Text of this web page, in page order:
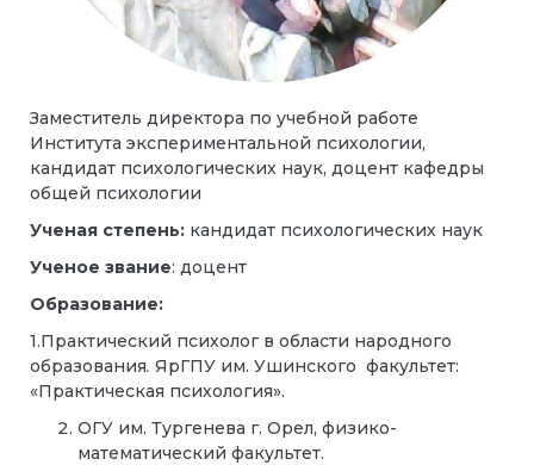
Заместитель директора по учебной работе
Института экспериментальной психологии,
кандидат психологических наук, доцент кафедры
общей психологии
Ученая степень: кандидат психологических наук
Ученое звание: доцент
Образование:
1.Практический психолог в области народного
образования. ЯрГПУ им. Ушинского факультет:
«Практическая психология».
ОГУ им. Тургенева г. Орел, физико-
математический факультет.